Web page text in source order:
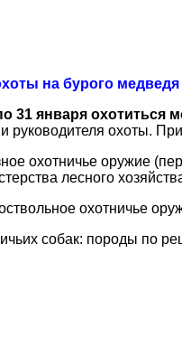
на бурого медведя
31 января охотиться
руководителя охоты.
охотничье оружие
лесного
охотничье
собак: породы по